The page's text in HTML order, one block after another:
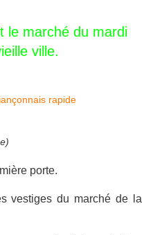
le marché du mardi
ville.
porte.
vestiges du marché de la